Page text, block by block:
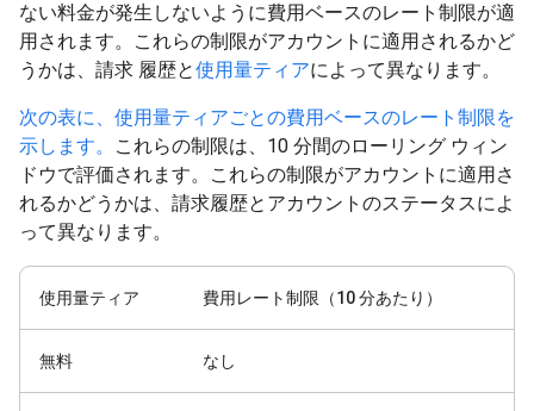
ない料金が発生しないように費用ベースのレート制限が適
用されます。これらの制限がアカウントに適用されるかど
うかは、請求 履歴と使用量ティアによって異なります。
次の表に、使用量ティアごとの費用ベースのレート制限を
示します。
これらの制限は、10 分間のローリング ウィン
ドウで評価されます。これらの制限がアカウントに適用さ
れるかどうかは、請求履歴とアカウントのステータスによ
って異なります。
使用量ティア 費用レート制限（10 分あたり）
無料 なし